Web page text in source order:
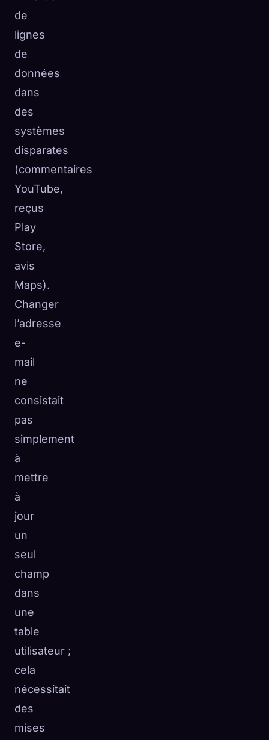
de
lignes
de
données
dans
des
systèmes
disparates
(commentaires
YouTube,
reçus
Play
Store,
avis
Maps).
Changer
l’adresse
e-
mail
ne
consistait
pas
simplement
à
mettre
à
jour
un
seul
champ
dans
une
table
utilisateur ;
cela
nécessitait
des
mises